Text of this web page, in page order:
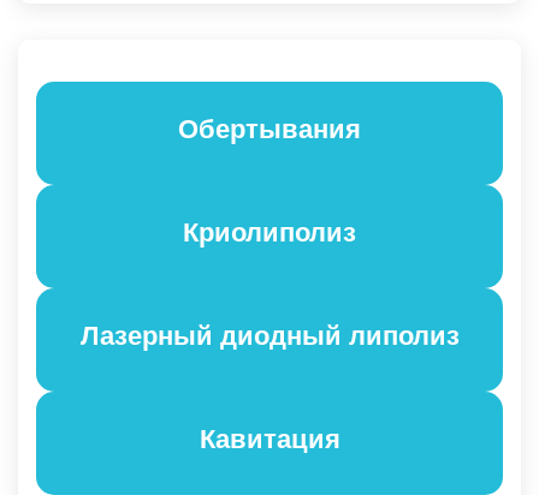
Обертывания
Криолиполиз
Лазерный диодный липолиз
Кавитация